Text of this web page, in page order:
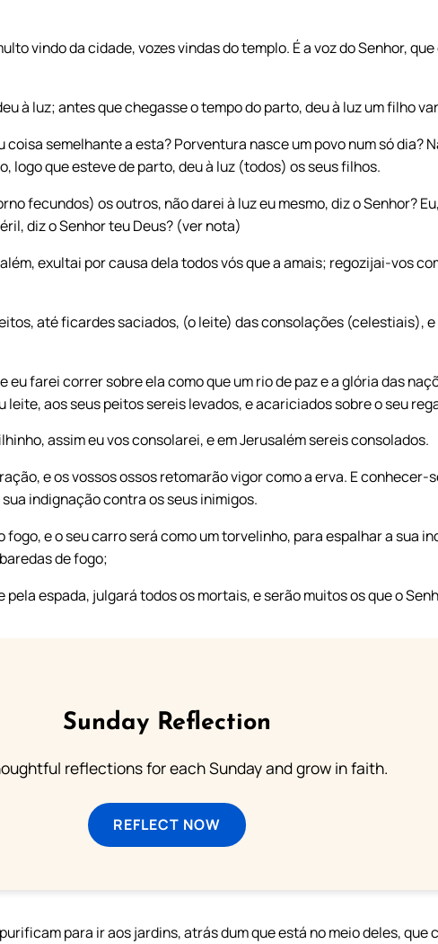
vindo da cidade, vozes vindas do templo. É a voz do Senhor,
à luz; antes que chegasse o tempo do parto, deu à luz um filho
coisa semelhante a esta? Porventura nasce um povo num só dia?
logo que esteve de parto, deu à luz (todos) os seus filhos.
fecundos) os outros, não darei à luz eu mesmo, diz o Senhor?
diz o Senhor teu Deus? (ver nota)
exultai por causa dela todos vós que a amais; regozijai-vos
até ficardes saciados, (o leite) das consolações (celestiais),
eu farei correr sobre ela como que um rio de paz e a glória das
aos seus peitos sereis levados, e acariciados sobre o seu
assim eu vos consolarei, e em Jerusalém sereis consolados.
e os vossos ossos retomarão vigor como a erva. E conhecer-
indignação contra os seus inimigos.
fogo, e o seu carro será como um torvelinho, para espalhar a sua
de fogo;
pela espada, julgará todos os mortais, e serão muitos os que o
Sunday Reflection
reflections for each Sunday and grow in faith.
REFLECT NOW
para ir aos jardins, atrás dum que está no meio deles, que